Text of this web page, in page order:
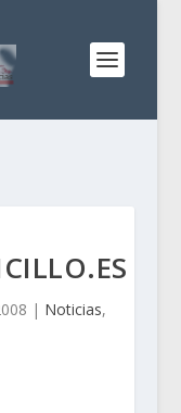
| Noticias,